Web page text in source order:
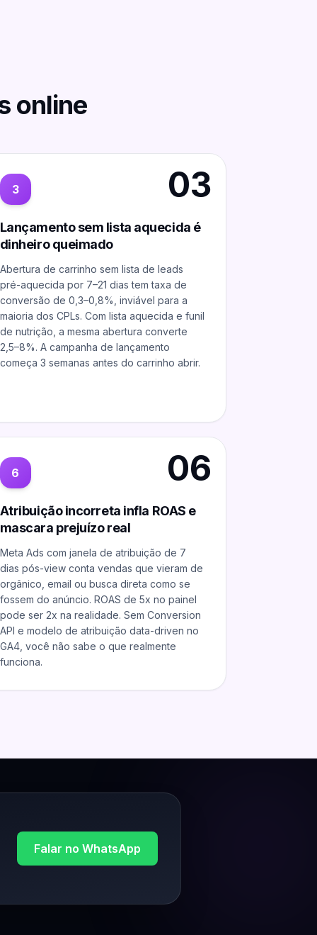
online
03
3
Lançamento sem lista aquecida é
dinheiro queimado
Abertura de carrinho sem lista de leads
pré-aquecida por 7–21 dias tem taxa de
conversão de 0,3–0,8%, inviável para a
maioria dos CPLs. Com lista aquecida e funil
de nutrição, a mesma abertura converte
2,5–8%. A campanha de lançamento
começa 3 semanas antes do carrinho abrir.
06
6
Atribuição incorreta infla ROAS e
mascara prejuízo real
Meta Ads com janela de atribuição de 7
dias pós-view conta vendas que vieram de
orgânico, email ou busca direta como se
fossem do anúncio. ROAS de 5x no painel
pode ser 2x na realidade. Sem Conversion
API e modelo de atribuição data-driven no
GA4, você não sabe o que realmente
funciona.
Falar no WhatsApp